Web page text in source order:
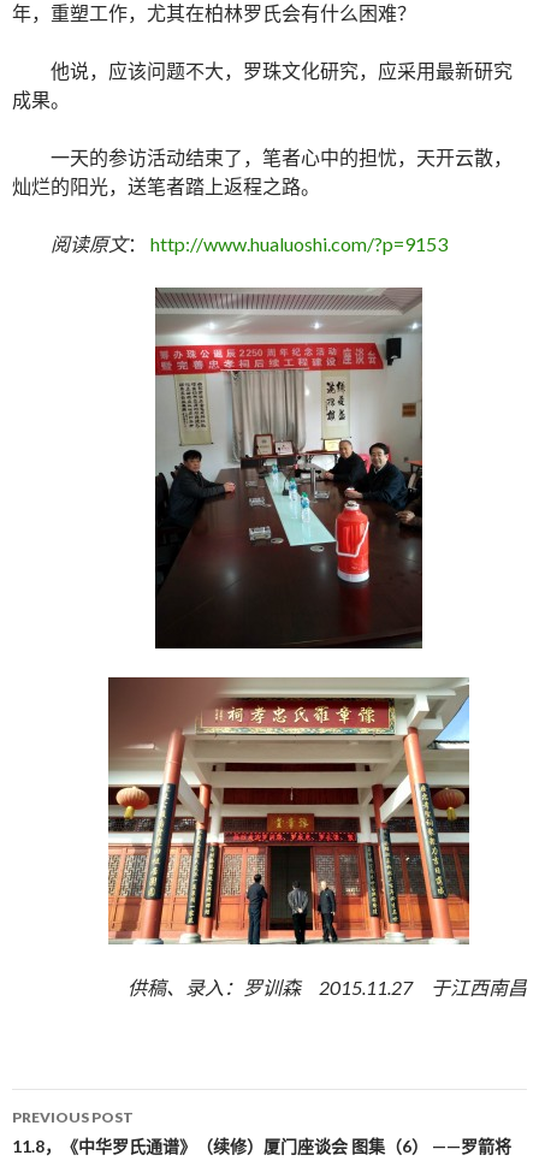
年，重塑工作，尤其在柏林罗氏会有什么困难？
他说，应该问题不大，罗珠文化研究，应采用最新研究
成果。
一天的参访活动结束了，笔者心中的担忧，天开云散，
灿烂的阳光，送笔者踏上返程之路。
阅读原文： http://www.hualuoshi.com/?p=9153
供稿、录入：罗训森 2015.11.27 于江西南昌
Post navigation
PREVIOUS POST
11.8，《中华罗氏通谱》（续修）厦门座谈会 图集（6） ——罗箭将